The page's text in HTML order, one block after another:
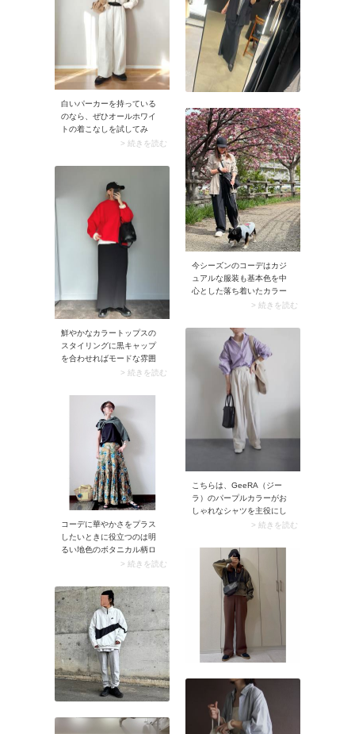
キャップを取り入れたアメ
よく似合いますよ。
白いパーカーを持っている
のなら、ぜひオールホワイ
トの着こなしを試してみ
て。ボトムはパーカーと馴
パンツをセレクト。インナ
ーや足元など、ほんの少し
濃い色を取り入れて引き締
めるとメリハリのある仕上
がりに。クリーンな雰囲気
のワンカラーコーデにまと
まり素敵ですよ。
> 続きを読む
今シーズンのコーデはカジ
ュアルな服装も基本色を中
心とした落ち着いたカラー
が人気。そこで斜め掛けシ
をチョイス。合わせるキャ
ップやパンツもブラックで
まとめれば、上品な大人カ
ジュアルコーデに仕上がり
> 続きを読む
鮮やかなカラートップスの
スタイリングに黒キャップ
を合わせればモードな雰囲
気に。色のコントラストで
と辛口に見せたいときには
最適です。トップスの色を
コーデの主役にしたい日
は、ぜひ黒キャップを選ん
> 続きを読む
こちらは、GeeRA（ジー
ラ）のパープルカラーがお
しゃれなシャツを主役にし
たコーデ。ジーラにはカジ
デザインシャツが豊富。と
ってもプチプラなので、こ
んなカラーシャツに色違い
でチャレンジしてみるのも
楽しいかもしれません♪▼ 着
用アイテムと同じ商品をチ
ェックする（AD） ※価格、
送料、その他については、
商品のサイズや色等によっ
て異なる場合があります
サイズベーシックルーズシ
ャツ【公式】ZOZOTOWNで
見る楽天市場で見る▼
GeeRA（ジーラ）で人気の
> 続きを読む
コーデに華やかさをプラス
したいときに役立つのは明
るい地色のボタニカル柄ロ
ングスカート。モデルさん
甘いシルエットが目を引く
スカートをチョイス。トッ
プスはブラックTシャツなど
シンプルに仕上げるのがベ
ストです。
> 続きを読む